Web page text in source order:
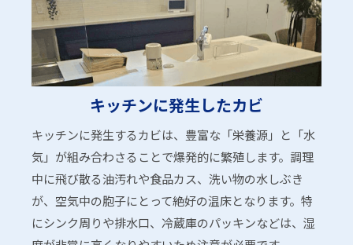
キッチンに発生したカビ
キッチンに発生するカビは、豊富な「栄養源」と「水
気」が組み合わさることで爆発的に繁殖します。調理
中に飛び散る油汚れや食品カス、洗い物の水しぶき
が、空気中の胞子にとって絶好の温床となります。特
にシンク周りや排水口、冷蔵庫のパッキンなどは、湿